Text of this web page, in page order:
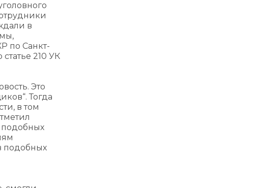
в
по Санкт-
210 УК
Это
Тогда
в том
подобных
подобных